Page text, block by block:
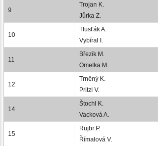
9
Trojan K.
Jůrka Z.
10
Tlusťák A.
Vybíral I.
11
Březík M.
Omelka M.
12
Trněný K.
Pritzl V.
14
Štochl K.
Vacková A.
15
Rujbr P.
Římalová V.